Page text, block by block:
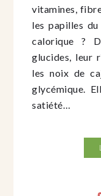
vitamines,
les papilles
calorique ?
glucides, leur
les noix de
glycémique.
satiété…